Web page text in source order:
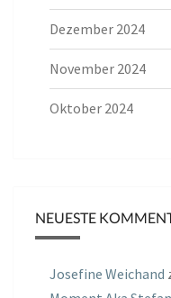
Dezember 2024
November 2024
Oktober 2024
NEUESTE
Josefine Weichand